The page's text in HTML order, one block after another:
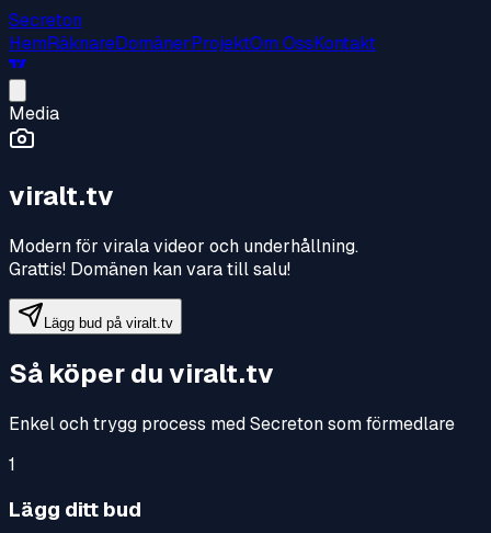
Secreton
HemRäknareDomänerProjektOm OssKontakt
Media
viralt.tv
Modern för virala videor och underhållning.
Grattis! Domänen kan vara till salu!
Lägg bud på viralt.tv
Så köper duviralt.tv
Enkel och trygg process med Secreton som förmedlare
1
Lägg ditt bud